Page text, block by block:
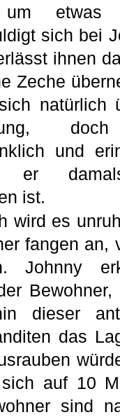
um
sich bei
ihnen
Zeche
natürlich
und
er
ist.
wird es
fangen an,
Johnny
dieser
das
auf 10
sind